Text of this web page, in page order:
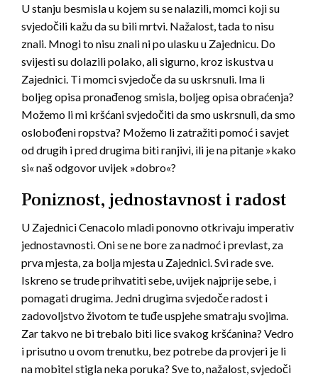
U stanju besmisla u kojem su se nalazili, momci koji su
svjedočili kažu da su bili mrtvi. Nažalost, tada to nisu
znali. Mnogi to nisu znali ni po ulasku u Zajednicu. Do
svijesti su dolazili polako, ali sigurno, kroz iskustva u
Zajednici. Ti momci svjedoče da su uskrsnuli. Ima li
boljeg opisa pronađenog smisla, boljeg opisa obraćenja?
Možemo li mi kršćani svjedočiti da smo uskrsnuli, da smo
oslobođeni ropstva? Možemo li zatražiti pomoć i savjet
od drugih i pred drugima biti ranjivi, ili je na pitanje »kako
si« naš odgovor uvijek »dobro«?
Poniznost, jednostavnost i radost
U Zajednici Cenacolo mladi ponovno otkrivaju imperativ
jednostavnosti. Oni se ne bore za nadmoć i prevlast, za
prva mjesta, za bolja mjesta u Zajednici. Svi rade sve.
Iskreno se trude prihvatiti sebe, uvijek najprije sebe, i
pomagati drugima. Jedni drugima svjedoče radost i
zadovoljstvo životom te tuđe uspjehe smatraju svojima.
Zar takvo ne bi trebalo biti lice svakog kršćanina? Vedro
i prisutno u ovom trenutku, bez potrebe da provjeri je li
na mobitel stigla neka poruka? Sve to, nažalost, svjedoči